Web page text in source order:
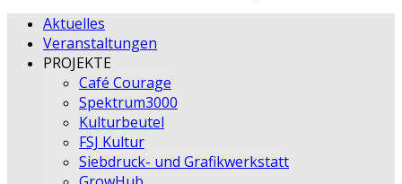
Aktuelles
Veranstaltungen
PROJEKTE
Café Courage
Spektrum3000
Kulturbeutel
FSJ Kultur
Siebdruck- und Grafikwerkstatt